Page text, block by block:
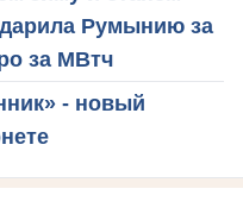
Румынию за
за МВтч
- новый